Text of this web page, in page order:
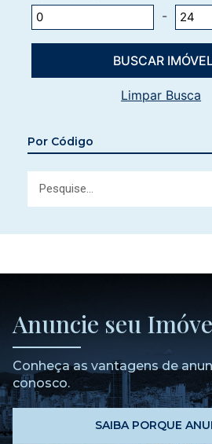
-
Limpar Busca
Por Código
Anuncie seu
Conheça as vantagens de
conosco.
SAIBA PORQUE